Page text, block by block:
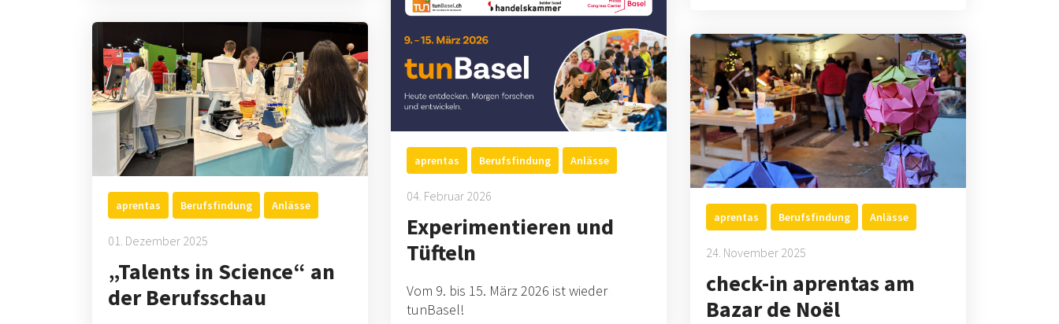
aprentas Berufsfindung Anlässe
04. Februar 2026
Experimentieren und
Tüfteln
Vom 9. bis 15. März 2026 ist wieder
tunBasel!
aprentas Berufsfindung Anlässe
01. Dezember 2025
„Talents in Science“ an
der Berufsschau
aprentas Berufsfindung Anlässe
24. November 2025
check-in aprentas am
Bazar de Noël